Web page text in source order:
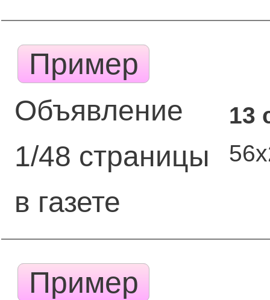
Пример
Объявление
1/48 страницы
в газете
13
Пример